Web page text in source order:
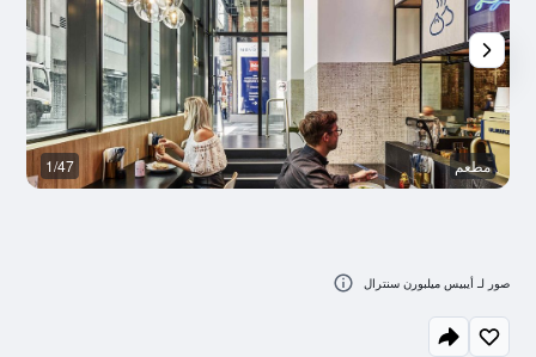
مطعم 1/47
صور لـ أيبيس ميلبورن سنترال